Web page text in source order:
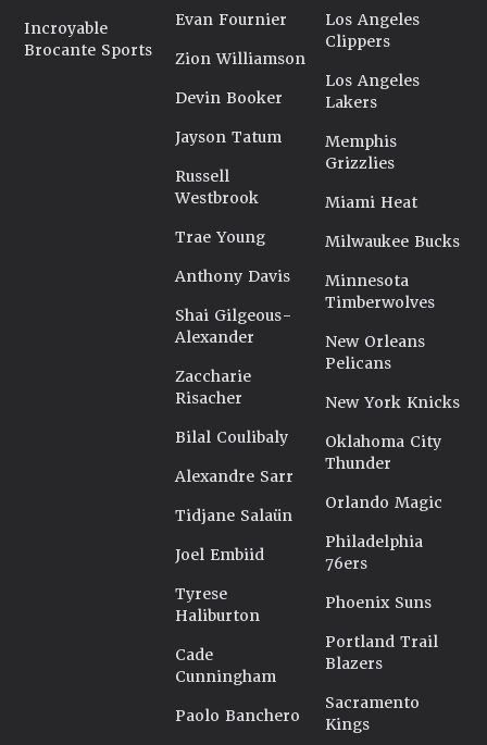
Incroyable
Brocante Sports
Evan Fournier
Zion Williamson
Devin Booker
Jayson Tatum
Russell
Westbrook
Trae Young
Anthony Davis
Shai Gilgeous-
Alexander
Zaccharie
Risacher
Bilal Coulibaly
Alexandre Sarr
Tidjane Salaün
Joel Embiid
Tyrese
Haliburton
Cade
Cunningham
Paolo Banchero
Los Angeles
Clippers
Los Angeles
Lakers
Memphis
Grizzlies
Miami Heat
Milwaukee Bucks
Minnesota
Timberwolves
New Orleans
Pelicans
New York Knicks
Oklahoma City
Thunder
Orlando Magic
Philadelphia
76ers
Phoenix Suns
Portland Trail
Blazers
Sacramento
Kings